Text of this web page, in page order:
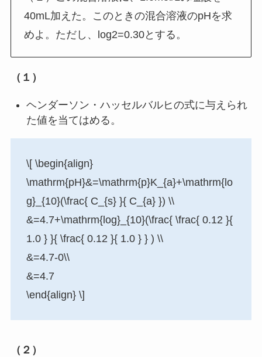
40mL加えた。このときの混合溶液のpHを求
めよ。ただし、log2=0.30とする。
（１）
ヘンダーソン・ハッセルバルヒの式に与えられ
た値を当てはめる。
\[ \begin{align}
\mathrm{pH}&=\mathrm{p}K_{a}+\mathrm{lo
g}_{10}(\frac{ C_{s} }{ C_{a} }) \\
&=4.7+\mathrm{log}_{10}(\frac{ \frac{ 0.12 }{
1.0 } }{ \frac{ 0.12 }{ 1.0 } } ) \\
&=4.7-0\\
&=4.7
\end{align} \]
（２）